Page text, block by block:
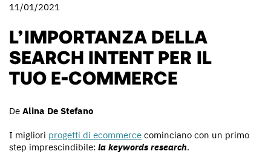
11/01/2021
L’IMPORTANZA DELLA
SEARCH INTENT PER IL
TUO E-COMMERCE
De Alina De Stefano
I migliori progetti di ecommerce cominciano con un primo
step imprescindibile: la keywords research.